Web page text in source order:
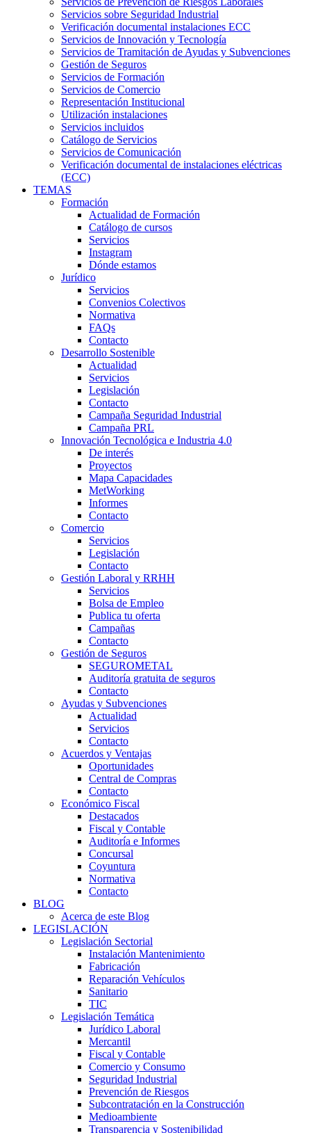
Servicios sobre Seguridad Industrial
Verificación documental instalaciones ECC
Servicios de Innovación y Tecnología
Servicios de Tramitación de Ayudas y Subvenciones
Gestión de Seguros
Servicios de Formación
Servicios de Comercio
Representación Institucional
Utilización instalaciones
Servicios incluidos
Catálogo de Servicios
Servicios de Comunicación
Verificación documental de instalaciones eléctricas
(ECC)
TEMAS
Formación
Actualidad de Formación
Catálogo de cursos
Servicios
Instagram
Dónde estamos
Jurídico
Servicios
Convenios Colectivos
Normativa
FAQs
Contacto
Desarrollo Sostenible
Actualidad
Servicios
Legislación
Contacto
Campaña Seguridad Industrial
Campaña PRL
Innovación Tecnológica e Industria 4.0
De interés
Proyectos
Mapa Capacidades
MetWorking
Informes
Contacto
Comercio
Servicios
Legislación
Contacto
Gestión Laboral y RRHH
Servicios
Bolsa de Empleo
Publica tu oferta
Campañas
Contacto
Gestión de Seguros
SEGUROMETAL
Auditoría gratuita de seguros
Contacto
Ayudas y Subvenciones
Actualidad
Servicios
Contacto
Acuerdos y Ventajas
Oportunidades
Central de Compras
Contacto
Económico Fiscal
Destacados
Fiscal y Contable
Auditoría e Informes
Concursal
Coyuntura
Normativa
Contacto
BLOG
Acerca de este Blog
LEGISLACIÓN
Legislación Sectorial
Instalación Mantenimiento
Fabricación
Reparación Vehículos
Sanitario
TIC
Legislación Temática
Jurídico Laboral
Mercantil
Fiscal y Contable
Comercio y Consumo
Seguridad Industrial
Prevención de Riesgos
Subcontratación en la Construcción
Medioambiente
Transparencia y Sostenibilidad